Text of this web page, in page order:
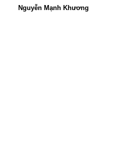
Nguyễn Mạnh Khương